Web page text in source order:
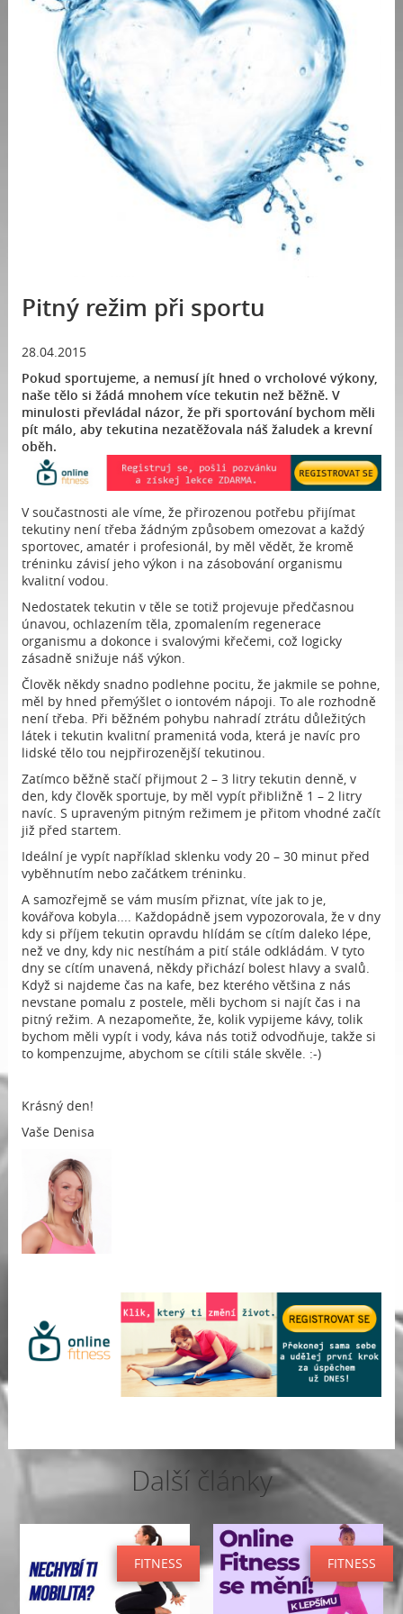
Pitný režim při sportu
28.04.2015
Pokud sportujeme, a nemusí jít hned o vrcholové výkony,
naše tělo si žádá mnohem více tekutin než běžně. V
minulosti převládal názor, že při sportování bychom měli
pít málo, aby tekutina nezatěžovala náš žaludek a krevní
oběh.
V součastnosti ale víme, že přirozenou potřebu přijímat
tekutiny není třeba žádným způsobem omezovat a každý
sportovec, amatér i profesionál, by měl vědět, že kromě
tréninku závisí jeho výkon i na zásobování organismu
kvalitní vodou.
Nedostatek tekutin v těle se totiž projevuje předčasnou
únavou, ochlazením těla, zpomalením regenerace
organismu a dokonce i svalovými křečemi, což logicky
zásadně snižuje náš výkon.
Člověk někdy snadno podlehne pocitu, že jakmile se pohne,
měl by hned přemýšlet o iontovém nápoji. To ale rozhodně
není třeba. Při běžném pohybu nahradí ztrátu důležitých
látek i tekutin kvalitní pramenitá voda, která je navíc pro
lidské tělo tou nejpřirozenější tekutinou.
Zatímco běžně stačí přijmout 2 – 3 litry tekutin denně, v
den, kdy člověk sportuje, by měl vypít přibližně 1 – 2 litry
navíc. S upraveným pitným režimem je přitom vhodné začít
již před startem.
Ideální je vypít například sklenku vody 20 – 30 minut před
vyběhnutím nebo začátkem tréninku.
A samozřejmě se vám musím přiznat, víte jak to je,
kovářova kobyla.... Každopádně jsem vypozorovala, že v dny
kdy si příjem tekutin opravdu hlídám se cítím daleko lépe,
než ve dny, kdy nic nestíhám a pití stále odkládám. V tyto
dny se cítím unavená, někdy přichází bolest hlavy a svalů.
Když si najdeme čas na kafe, bez kterého většina z nás
nevstane pomalu z postele, měli bychom si najít čas i na
pitný režim. A nezapomeňte, že, kolik vypijeme kávy, tolik
bychom měli vypít i vody, káva nás totiž odvodňuje, takže si
to kompenzujme, abychom se cítili stále skvěle. :-)
Krásný den!
Vaše Denisa
Další články
FITNESS FITNESS